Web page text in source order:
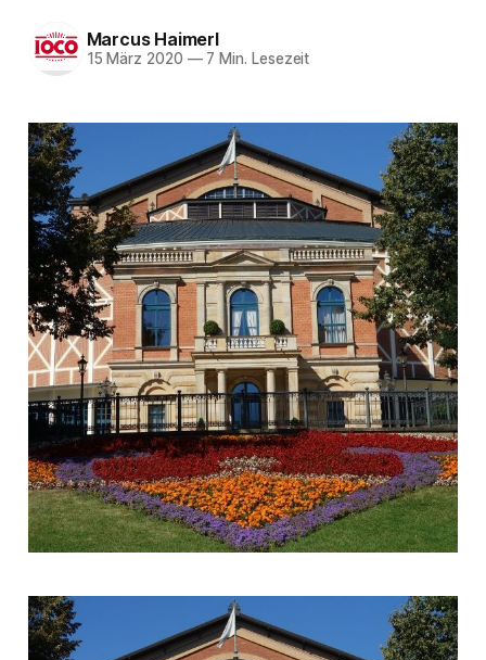
Marcus Haimerl
15 März 2020 —7 Min. Lesezeit